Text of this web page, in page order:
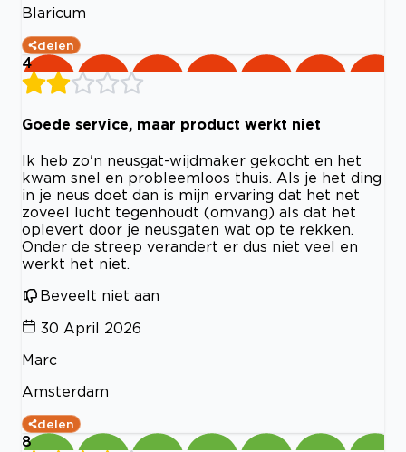
Blaricum
delen
4
Goede service, maar product werkt niet
Ik heb zo'n neusgat-wijdmaker gekocht en het
kwam snel en probleemloos thuis. Als je het ding
in je neus doet dan is mijn ervaring dat het net
zoveel lucht tegenhoudt (omvang) als dat het
oplevert door je neusgaten wat op te rekken.
Onder de streep verandert er dus niet veel en
werkt het niet.
Beveelt niet aan
30 April 2026
Marc
Amsterdam
delen
8